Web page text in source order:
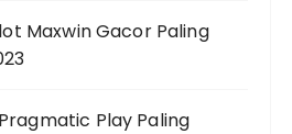
Maxwin Gacor Paling
Play Paling